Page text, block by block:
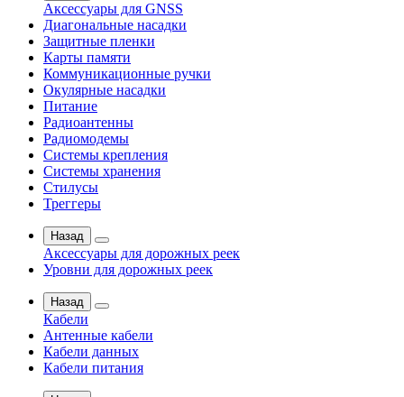
Аксессуары для GNSS
Диагональные насадки
Защитные пленки
Карты памяти
Коммуникационные ручки
Окулярные насадки
Питание
Радиоантенны
Радиомодемы
Системы крепления
Системы хранения
Стилусы
Треггеры
Назад
Аксессуары для дорожных реек
Уровни для дорожных реек
Назад
Кабели
Антенные кабели
Кабели данных
Кабели питания